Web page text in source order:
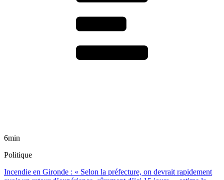
6min
Politique
Incendie en Gironde : « Selon la préfecture, on devrait rapidement